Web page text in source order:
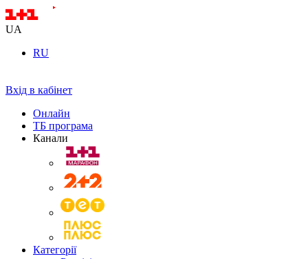
UA
RU
Вхід в кабінет
Онлайн
ТБ програма
Канали
Категорії